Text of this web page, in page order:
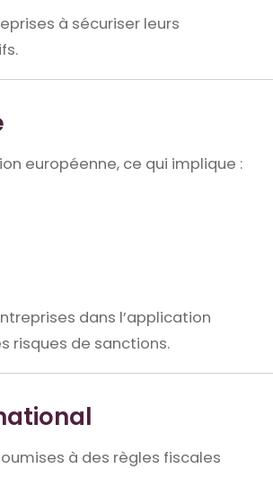
à sécuriser leurs
européenne, ce qui implique :
dans l’application
risques de sanctions.
à des règles fiscales